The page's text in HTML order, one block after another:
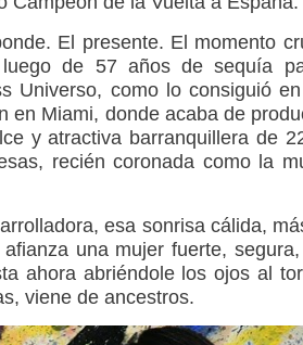
El presente. El momento
de 57 años de sequía
Universo, como lo consiguió
en Miami, donde acaba de
y atractiva barranquillera de
recién coronada como la
esa sonrisa cálida,
una mujer fuerte,
ahora abriéndole los ojos al
viene de ancestros.